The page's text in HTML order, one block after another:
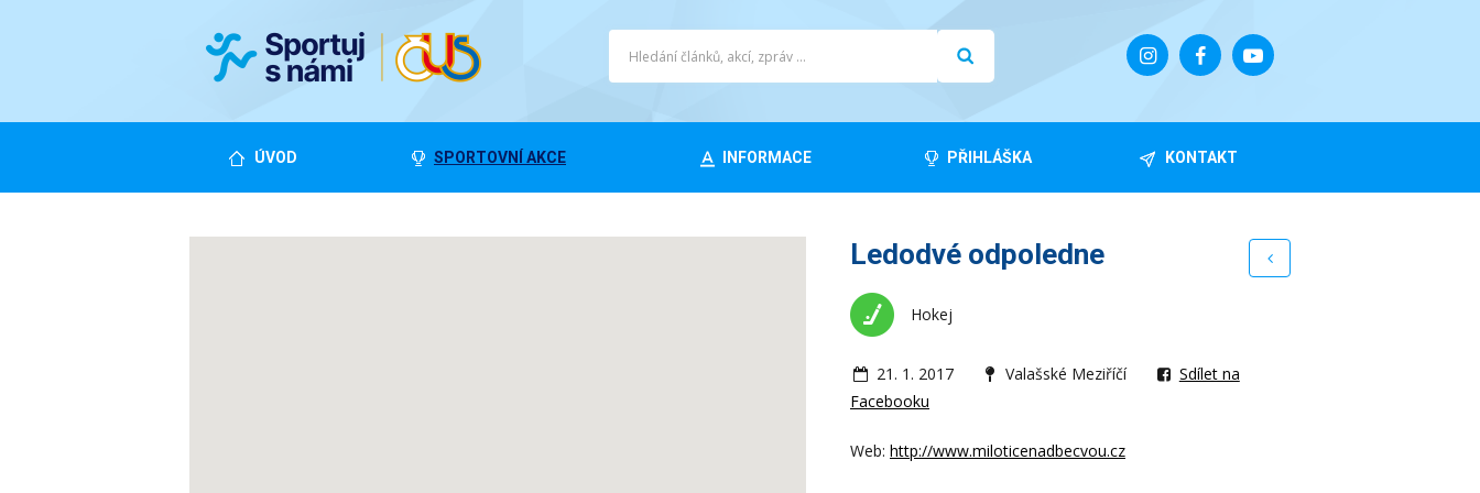
ÚVOD SPORTOVNÍ AKCE INFORMACE PŘIHLÁŠKA KONTAKT
Ledodvé odpoledne
Hokej
21. 1. 2017 Valašské Meziříčí
Sdílet na
Facebooku
Web: http://www.miloticenadbecvou.cz